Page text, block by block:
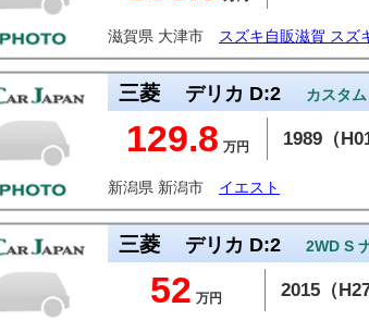
滋賀県 大津市 スズキ自販滋賀 スズ
三菱 デリカ D:2 カスタ
129.8 万円 1989（H01
新潟県 新潟市 イエスト
三菱 デリカ D:2 2WD S
52 万円 2015（H27